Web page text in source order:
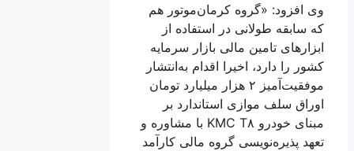
وی افزود: «گروه کرمان‌موتور هم
که سابقه طولانی در استفاده از
ابزارهای تامین مالی بازار سرمایه
کشور را دارد، اخیرا اقدام به‌انتشار
موفقیت‌آمیز ۲ هزار میلیارد تومان
اوراق سلف موازی استاندارد بر
مبنای خودرو KMC T۸ با مشاوره و
تعهد پذیره‌نویسی گروه مالی کارآمد